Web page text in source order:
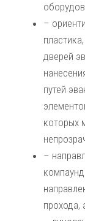
–
дверей
путей
которых
–
прохода,